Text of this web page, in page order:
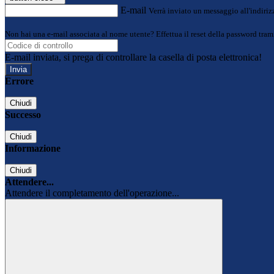
E-mail Verrà inviato un messaggio
Non hai una e-mail associata al nome utente? Effettua il reset della password
E-mail inviata, si prega di controllare la casella di posta elettronica!
Errore
Chiudi
Successo
Chiudi
Informazione
Chiudi
Attendere...
Attendere il completamento dell'operazione...